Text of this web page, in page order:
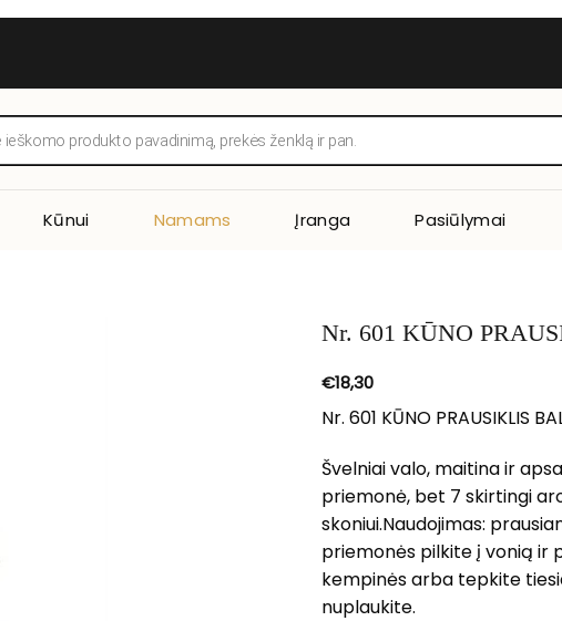
Kūnui Namams Įranga Pasiūlymai
Nr. 601 KŪNO
€18,30
Nr. 601 KŪNO PRAUSIKLIS
Švelniai valo, maitina ir
priemonė, bet 7 skirtingi
skoniui.Naudojimas:
priemonės pilkite į vonią ir
kempinės arba tepkite
nuplaukite.